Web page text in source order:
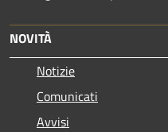
NOVITÀ
Notizie
Comunicati
Avvisi